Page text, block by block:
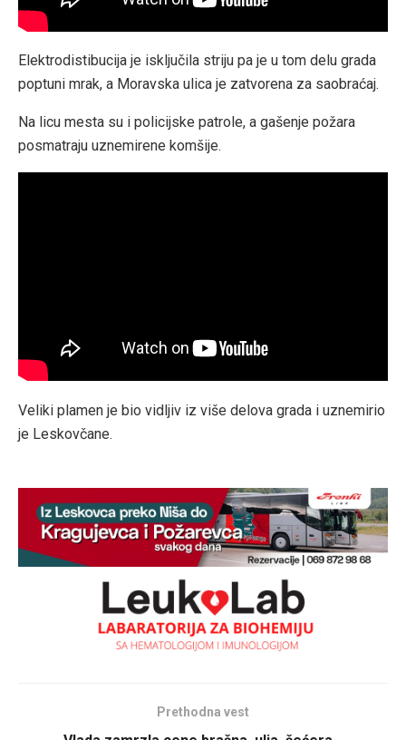
Elektrodistibucija je isključila striju pa je u tom delu grada
poptuni mrak, a Moravska ulica je zatvorena za saobraćaj.
Na licu mesta su i policijske patrole, a gašenje požara
posmatraju uznemirene komšije.
Veliki plamen je bio vidljiv iz više delova grada i uznemirio
je Leskovčane.
Prethodna vest